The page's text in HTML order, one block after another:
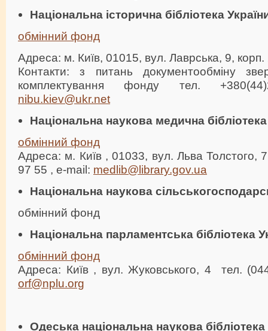
Національна історична бібліотека
обмінний фонд
Адреса: м. Київ, 01015, вул. Лаврська, 9, корп.
Контакти: з питань документообміну
комплектування фонду тел.
nibu.kiev@ukr.net
Національна наукова медична бібліотека
обмінний фонд
Aдреса: м. Київ , 01033, вул. Льва Толстого,
97 55 , e-mail: medlib@library.gov.ua
Національна наукова
обмінний фонд
Національна парламентська бібліотека
обмінний фонд
Адреса: Київ , вул. Жуковського, 4 тел.
orf@nplu.org
Одеська національна наукова бібліотека